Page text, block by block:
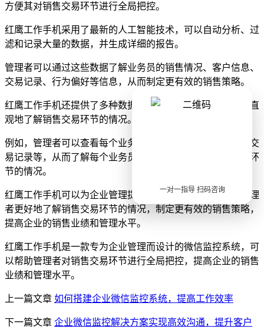
一对一指导 扫码咨询
方便其对销售交易环节进行全局把控。
红鹰工作手机采用了最新的人工智能技术，可以自动分析、过
滤和记录大量的数据，并生成详细的报告。
管理者可以通过这些数据了解业务员的销售情况、客户信息、
交易记录、行为偏好等信息，从而制定更有效的销售策略。
红鹰工作手机还提供了多种数据可视化工具，帮助管理者更直
观地了解销售交易环节的情况。
例如，管理者可以查看每个业务员的销售记录、客户信息、交
易记录等，从而了解每个业务员的表现，以及整个销售交易环
节的情况。
红鹰工作手机可以为企业管理提供全面的技术支持，帮助管理
者更好地了解销售交易环节的情况，制定更有效的销售策略，
提高企业的销售业绩和管理水平。
红鹰工作手机是一款专为企业管理而设计的微信监控系统，可
以帮助管理者对销售交易环节进行全局把控，提高企业的销售
业绩和管理水平。
上一篇文章 如何搭建企业微信监控系统，提高工作效率
下一篇文章 企业微信监控解决方案实现高效沟通，提升客户